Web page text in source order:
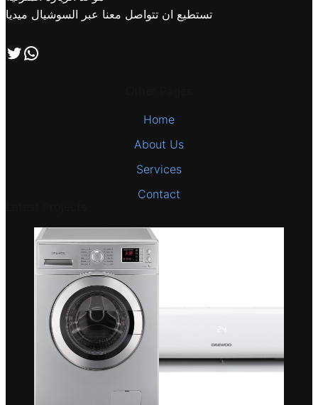
تستطيع ان تتواصل معنا عبر السوشيال ميديا
تابعنا علي صفحة التويتر اتصل بنا علي طريق الوتساب
Home
About Us
Services
Contact